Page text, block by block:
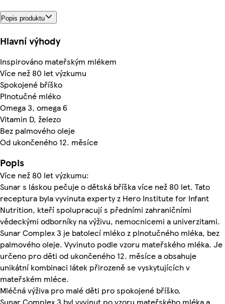
Popis produktu
Hlavní výhody
Inspirováno mateřským mlékem
Více než 80 let výzkumu
Spokojené bříško
Plnotučné mléko
Omega 3, omega 6
Vitamin D, železo
Bez palmového oleje
Od ukončeného 12. měsíce
Popis
Více než 80 let výzkumu:
Sunar s láskou pečuje o dětská bříška více než 80 let. Tato
receptura byla vyvinuta experty z Hero Institute for Infant
Nutrition, kteří spolupracují s předními zahraničními
vědeckými odborníky na výživu, nemocnicemi a univerzitami.
Sunar Complex 3 je batolecí mléko z plnotučného mléka, bez
palmového oleje. Vyvinuto podle vzoru mateřského mléka. Je
určeno pro děti od ukončeného 12. měsíce a obsahuje
unikátní kombinaci látek přirozeně se vyskytujících v
mateřském mléce.
Mléčná výživa pro malé děti pro spokojené bříško.
Sunar Complex 3 byl vyvinut po vzoru mateřského mléka a